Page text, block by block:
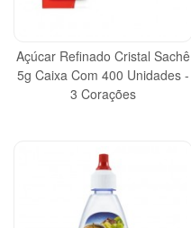
Açúcar Refinado Cristal Sachê
5g Caixa Com 400 Unidades -
3 Corações